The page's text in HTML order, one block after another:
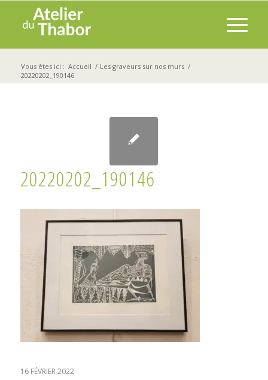
Vous êtes ici : Accueil / Les graveurs sur nos murs /
20220202_190146
20220202_190146
16 FÉVRIER 2022